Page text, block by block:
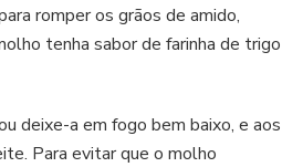
romper os grãos de amido,
tenha sabor de farinha de trigo
deixe-a em fogo bem baixo, e aos
Para evitar que o molho